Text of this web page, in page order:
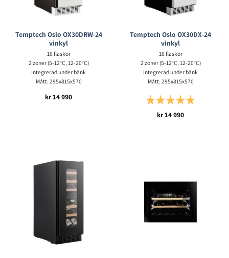
Temptech Oslo OX30DRW-24
vinkyl
16 flaskor
2 zoner (5-12°C, 12-20°C)
Integrerad under bänk
Mått: 295x815x570
kr14 990
Temptech Oslo OX30DX-24
vinkyl
16 flaskor
2 zoner (5-12°C, 12-20°C)
Integrerad under bänk
Mått: 295x815x570
Betyg:
kr14 990